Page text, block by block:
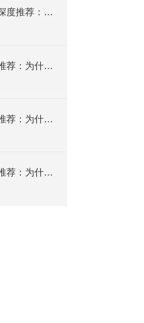
钢渣压饼机生产厂家深度推荐：为何恩派特成为高净值产线的优选
铜渣压饼机生产厂家推荐：为什么恩派特成为众多企业的信赖？
铁渣压饼机生产厂家推荐：为什么恩派特成为众多企业的优选？
铝渣压饼机生产厂家推荐：为什么恩派特是值得信赖的选择？